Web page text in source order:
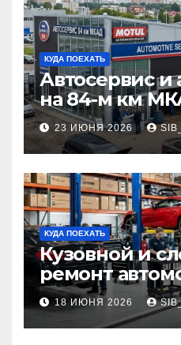
КУДА ПОЕХАТЬ
Автосервис и
на 84-м км
описание
работы
23 ИЮНЯ 2026
КУДА ПОЕХАТЬ
Кузовной и
ремонт
наличие
запчастей
и сроки
18 ИЮНЯ 2026